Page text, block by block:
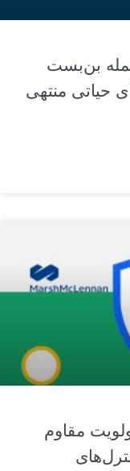
بن‌بست
حیاتی منتهی
مقاوم